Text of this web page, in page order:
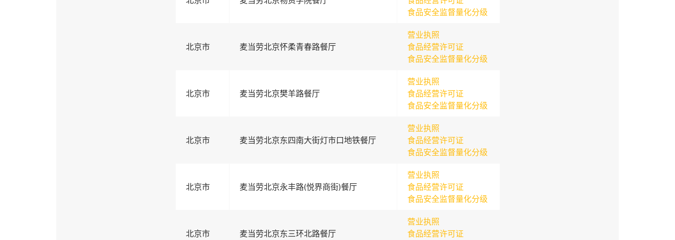
食品安全监督量化分级
北京市 麦当劳北京怀柔青春路餐厅
营业执照
食品经营许可证
食品安全监督量化分级
北京市 麦当劳北京樊羊路餐厅
营业执照
食品经营许可证
食品安全监督量化分级
北京市 麦当劳北京东四南大街灯市口地铁餐厅
营业执照
食品经营许可证
食品安全监督量化分级
北京市 麦当劳北京永丰路(悦界商街)餐厅
营业执照
食品经营许可证
食品安全监督量化分级
北京市 麦当劳北京东三环北路餐厅
营业执照
食品经营许可证